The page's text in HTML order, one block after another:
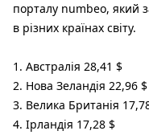
порталу numbeo, який
в різних країнах світу.
1. Австралія 28,41 $
2. Нова Зеландія 22,96 $
3. Велика Британія
4. Ірландія 17,28 $